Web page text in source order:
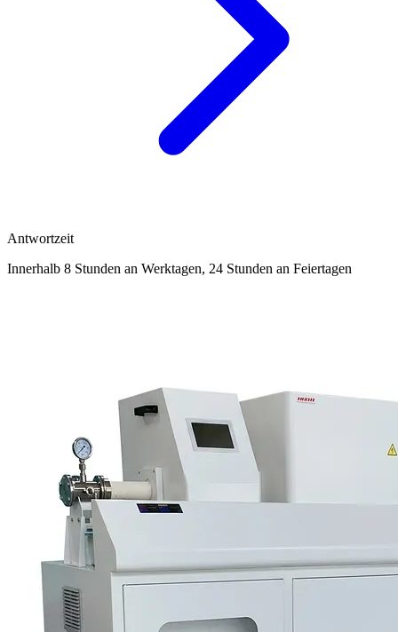
Antwortzeit
Innerhalb 8 Stunden an Werktagen, 24 Stunden an Feiertagen